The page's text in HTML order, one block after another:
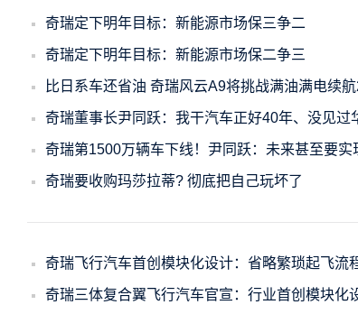
奇瑞定下明年目标：新能源市场保三争二
奇瑞定下明年目标：新能源市场保二争三
比日系车还省油 奇瑞风云A9将挑战满油满电续
奇瑞董事长尹同跃：我干汽车正好40年、没见过
奇瑞第1500万辆车下线！尹同跃：未来甚至要
奇瑞要收购玛莎拉蒂? 彻底把自己玩坏了
奇瑞飞行汽车首创模块化设计：省略繁琐起飞流
奇瑞三体复合翼飞行汽车官宣：行业首创模块化